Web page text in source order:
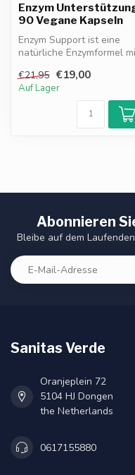
Enzym
90 Vegane Kapseln
Enzym Support ist eine
natürliche Enzymformel
HCl ...
€21,95 €19,00
Auf Lager
Abonnieren
Bleibe auf dem
Sanitas Verde
Oranjeplein 72
5104 HJ Dongen
the Netherlands
0617155880